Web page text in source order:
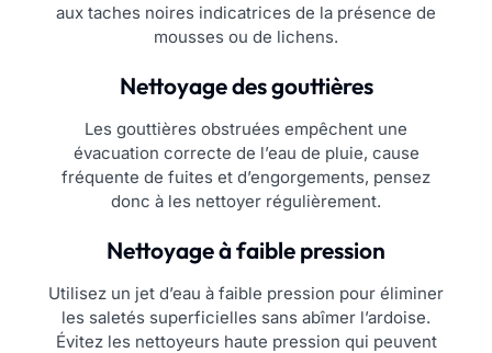
aux taches noires indicatrices de la présence de
mousses ou de lichens.
Nettoyage des gouttières
Les gouttières obstruées empêchent une
évacuation correcte de l’eau de pluie, cause
fréquente de fuites et d’engorgements, pensez
donc à les nettoyer régulièrement.
Nettoyage à faible pression
Utilisez un jet d’eau à faible pression pour éliminer
les saletés superficielles sans abîmer l’ardoise.
Évitez les nettoyeurs haute pression qui peuvent